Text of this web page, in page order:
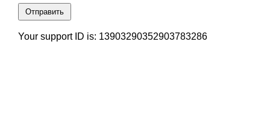
Отправить
Your support ID is: 13903290352903783286